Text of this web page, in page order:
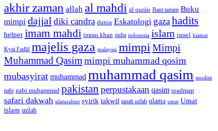
akhir zaman allah al mahdi al qurán Bani tamim Buku
mimpi dajjal diki candra dunia Eskatologi gazahadits
helper imam mahdi imran khan india indonesia islam israel kiamat
Kyai Fadlil majelis gaza malaysia mimpi Mimpi
Muhammad Qasim mimpi muhammad qosim
mubasyirat muhammad muhammad qasim muslim
nabi nabi muhammad pakistan perpustakaan qasim roadmap
safari dakwah silaturahmi syirik takwil tanah uzlah ulama umat Umat
islam uzlah